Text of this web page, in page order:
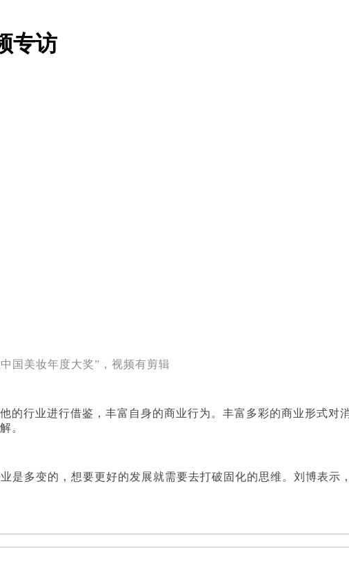
专访
国美妆年度大奖”，视频有剪辑
的行业进行借鉴，丰富自身的商业行为。丰富多彩的商业形式对
。
是多变的，想要更好的发展就需要去打破固化的思维。刘博表示